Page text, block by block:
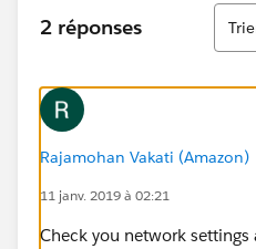
2 réponses
Tri
Rajamohan Vakati (Amazon)
11 janv. 2019 à 02:21
Check you network settings